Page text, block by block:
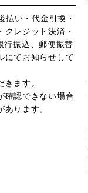
払い・代金引換・
レジット決済・
行振込、郵便振替
にてお知らせして
ます。
確認できない場合
ります。